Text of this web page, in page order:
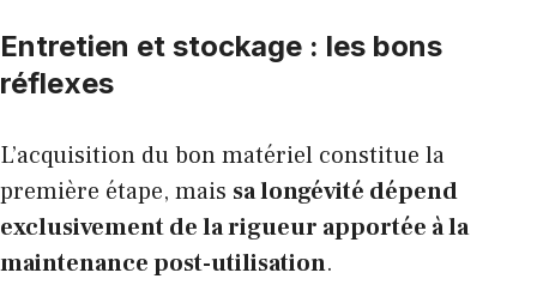
Entretien et stockage : les bons
réflexes
L’acquisition du bon matériel constitue la
première étape, mais sa longévité dépend
exclusivement de la rigueur apportée à la
maintenance post-utilisation.